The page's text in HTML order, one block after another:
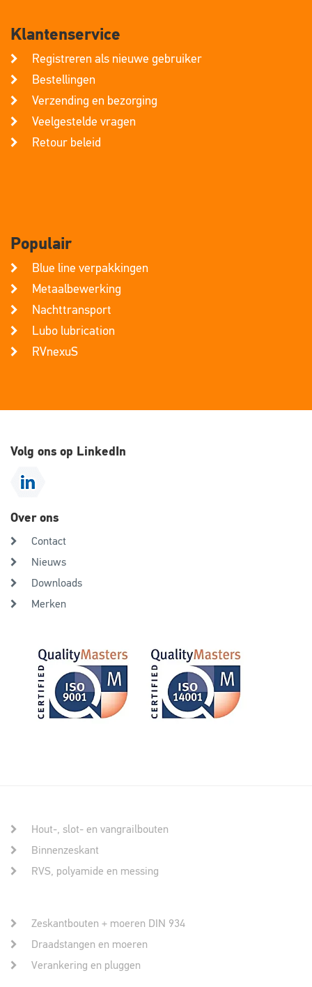
Klantenservice
Registreren als nieuwe gebruiker
Bestellingen
Verzending en bezorging
Veelgestelde vragen
Retour beleid
Populair
Blue line verpakkingen
Metaalbewerking
Nachttransport
Lubo lubrication
RVnexuS
Volg ons op LinkedIn
Over ons
Contact
Nieuws
Downloads
Merken
Hout-, slot- en vangrailbouten
Binnenzeskant
RVS, polyamide en messing
Zeskantbouten + moeren DIN 934
Draadstangen en moeren
Verankering en pluggen